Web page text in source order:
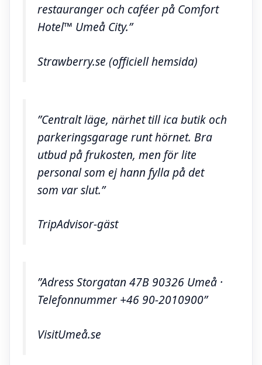
restauranger och caféer på Comfort
Hotel™ Umeå City.”
Strawberry.se (officiell hemsida)
”Centralt läge, närhet till ica butik och
parkeringsgarage runt hörnet. Bra
utbud på frukosten, men för lite
personal som ej hann fylla på det
som var slut.”
TripAdvisor-gäst
”Adress Storgatan 47B 90326 Umeå ·
Telefonnummer +46 90-2010900”
VisitUmeå.se